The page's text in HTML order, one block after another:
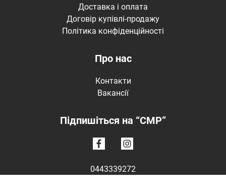
Доставка і оплата
Договір купівлі-продажу
Політика конфіденційності
Про нас
Контакти
Вакансії
Підпишіться на “CMP”
0443339272